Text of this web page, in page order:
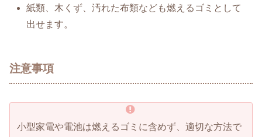
紙類、木くず、汚れた布類なども燃えるゴミとして
出せます。
注意事項
小型家電や電池は燃えるゴミに含めず、適切な方法で